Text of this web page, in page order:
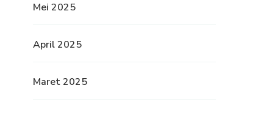
Mei 2025
April 2025
Maret 2025